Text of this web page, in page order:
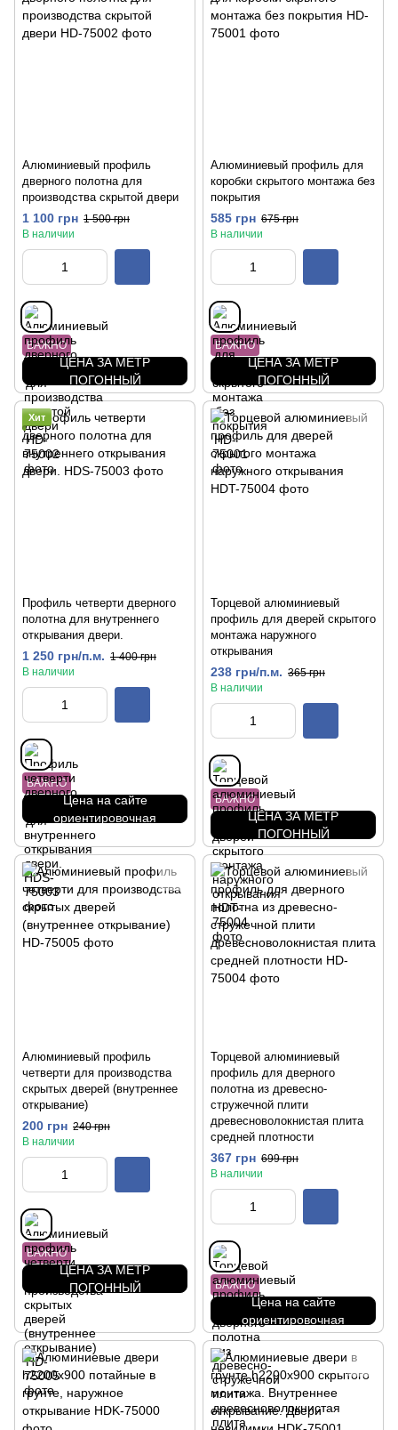
Алюминиевый профиль
дверного полотна для
производства скрытой двери
1 100 грн 1 500 грн
В наличии
ВАЖНО
ЦЕНА ЗА МЕТР
ПОГОННЫЙ
Алюминиевый профиль для
коробки скрытого монтажа без
покрытия
585 грн 675 грн
В наличии
ВАЖНО
ЦЕНА ЗА МЕТР
ПОГОННЫЙ
Хит
Профиль четверти дверного
полотна для внутреннего
открывания двери.
1 250 грн/п.м. 1 400 грн
В наличии
ВАЖНО
Цена на сайте
ориентировочная
Торцевой алюминиевый
профиль для дверей скрытого
монтажа наружного
открывания
238 грн/п.м. 365 грн
В наличии
ВАЖНО
ЦЕНА ЗА МЕТР
ПОГОННЫЙ
Алюминиевый профиль
четверти для производства
скрытых дверей (внутреннее
открывание)
200 грн 240 грн
В наличии
ВАЖНО
ЦЕНА ЗА МЕТР
ПОГОННЫЙ
Торцевой алюминиевый
профиль для дверного
полотна из древесно-
стружечной плити
древесноволокнистая плита
средней плотности
367 грн 699 грн
В наличии
ВАЖНО
Цена на сайте
ориентировочная